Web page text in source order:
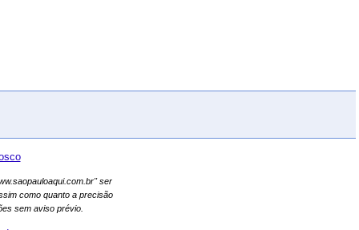
ser
como quanto a precisão
sem aviso prévio.